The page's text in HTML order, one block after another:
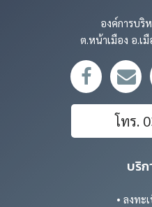
องค์การบริ
ต.หน้าเมือง อ.เ
โทร.
บริก
• ลงทะ